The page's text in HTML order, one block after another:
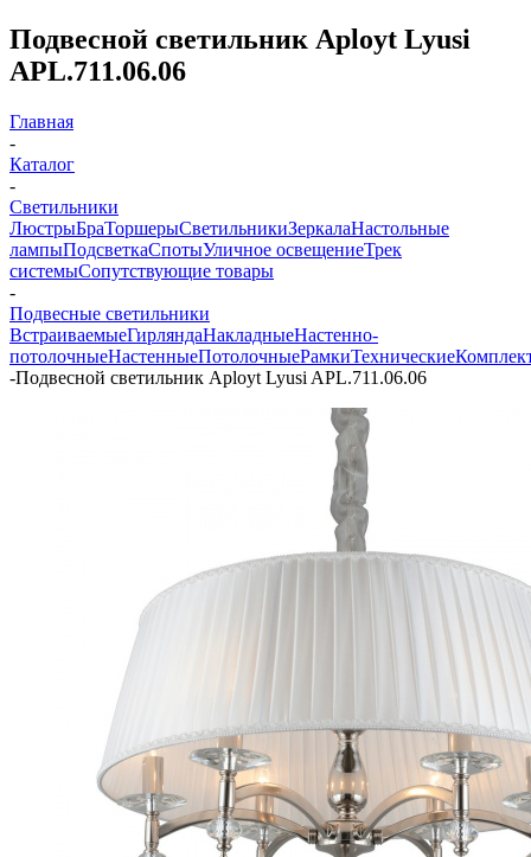
Подвесной светильник Aployt Lyusi
APL.711.06.06
Главная
-
Каталог
-
Светильники
ЛюстрыБраТоршерыСветильникиЗеркалаНастольные
лампыПодсветкаСпотыУличное освещениеТрек
системыСопутствующие товары
-
Подвесные светильники
ВстраиваемыеГирляндаНакладныеНастенно-
потолочныеНастенныеПотолочныеРамкиТехнические
-Подвесной светильник Aployt Lyusi APL.711.06.06